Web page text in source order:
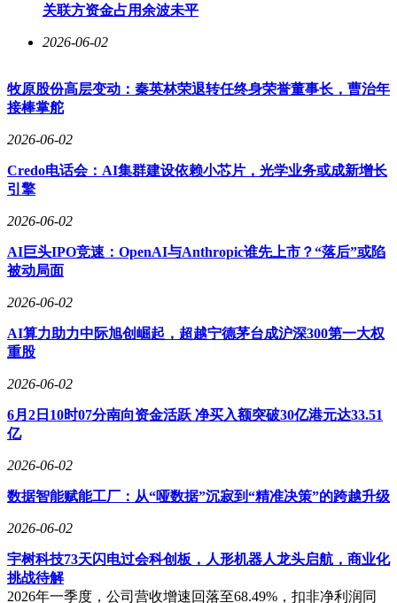
关联方资金占用余波未平
2026-06-02
牧原股份高层变动：秦英林荣退转任终身荣誉董事长，曹治年
接棒掌舵
2026-06-02
Credo电话会：AI集群建设依赖小芯片，光学业务或成新增长
引擎
2026-06-02
AI巨头IPO竞速：OpenAI与Anthropic谁先上市？“落后”或陷
被动局面
2026-06-02
AI算力助力中际旭创崛起，超越宁德茅台成沪深300第一大权
重股
2026-06-02
6月2日10时07分南向资金活跃 净买入额突破30亿港元达33.51
亿
2026-06-02
数据智能赋能工厂：从“哑数据”沉寂到“精准决策”的跨越升级
2026-06-02
宇树科技73天闪电过会科创板，人形机器人龙头启航，商业化
挑战待解
2026年一季度，公司营收增速回落至68.49%，扣非净利润同